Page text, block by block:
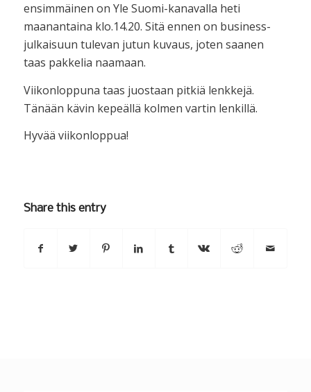
ensimmäinen on Yle Suomi-kanavalla heti
maanantaina klo.14.20. Sitä ennen on business-
julkaisuun tulevan jutun kuvaus, joten saanen
taas pakkelia naamaan.
Viikonloppuna taas juostaan pitkiä lenkkejä.
Tänään kävin kepeällä kolmen vartin lenkillä.
Hyvää viikonloppua!
Share this entry